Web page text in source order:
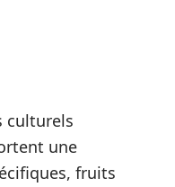
culturels
une
fruits